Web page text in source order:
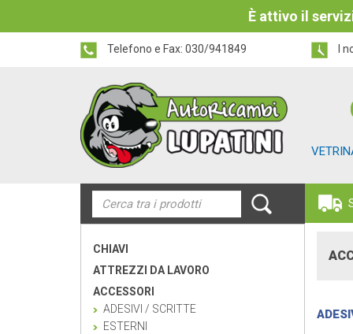
È attivo il
Telefono e Fax: 030/941849 I
CHIAVI
ATTREZZI DA LAVORO
ACCESSORI
ADESIVI / SCRITTE
ESTERNI